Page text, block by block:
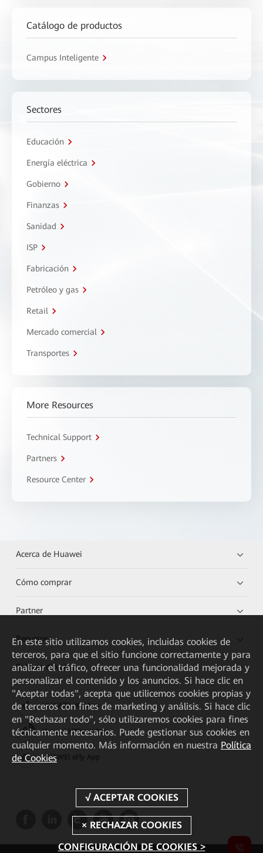
Catálogo de productos
Campus Inteligente
Sectores
Educación
Energía eléctrica
Gobierno
Finanzas
Sanidad
ISP
Fabricación
Petróleo y gas
Retail
Mercado comercial
Transportes
More Resources
Technical Support
Partners
Resource Center
Acerca de Huawei
Cómo comprar
Partner
Recursos
Enlaces directos
HUAWEI eKit App
Huawei HiKnow App
HUAWEI eFly App
En este sitio utilizamos cookies, incluidas cookies de
terceros, para que el sitio funcione correctamente y para
analizar el tráfico, ofrecer una funcionalidad mejorada y
personalizar el contenido y los anuncios. Si hace clic en
"Aceptar todas", acepta que utilicemos cookies propias y
de terceros con fines de marketing y análisis. Si hace clic
en "Rechazar todo", sólo utilizaremos cookies para fines
técnicamente necesarios. Puede gestionar sus cookies en
cualquier momento. Más información en nuestra Política
de Cookies
CONFIGURACIÓN DE COOKIES >